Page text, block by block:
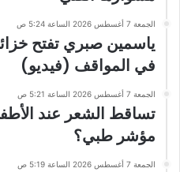
الجمعة 7 أغسطس 2026 الساعة 5:24 ص
ياسمين صبري تفتح
في المواقف (فيديو)
الجمعة 7 أغسطس 2026 الساعة 5:21 ص
تساقط الشعر عند
مؤشر طبي؟
الجمعة 7 أغسطس 2026 الساعة 5:19 ص